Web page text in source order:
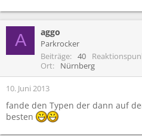
A aggo
Parkrocker
Beiträge
40
Ort
Nürnberg
10. Juni 2013
fande den Typen der dann auf
besten